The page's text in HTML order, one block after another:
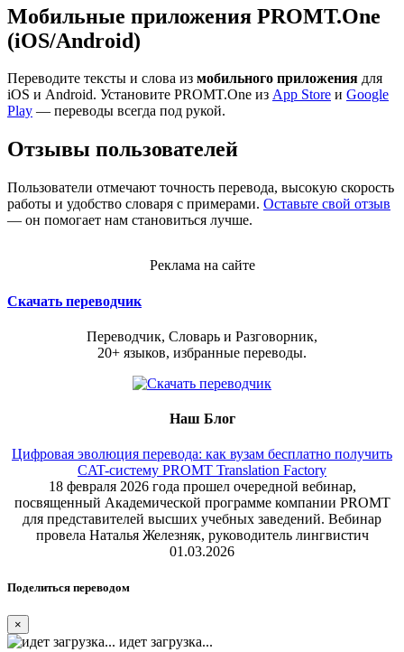
Мобильные приложения PROMT.One
(iOS/Android)
Переводите тексты и слова из мобильного приложения для
iOS и Android. Установите PROMT.One из App Store и Google
Play — переводы всегда под рукой.
Отзывы пользователей
Пользователи отмечают точность перевода, высокую скорость
работы и удобство словаря с примерами. Оставьте свой отзыв
— он помогает нам становиться лучше.
Реклама на сайте
Скачать переводчик
Переводчик, Словарь и Разговорник,
20+ языков, избранные переводы.
Наш Блог
Цифровая эволюция перевода: как вузам бесплатно получить
CAT-систему PROMT Translation Factory
18 февраля 2026 года прошел очередной вебинар,
посвященный Академической программе компании PROMT
для представителей высших учебных заведений. Вебинар
провела Наталья Железняк, руководитель лингвистич
01.03.2026
Поделиться переводом
×
идет загрузка...